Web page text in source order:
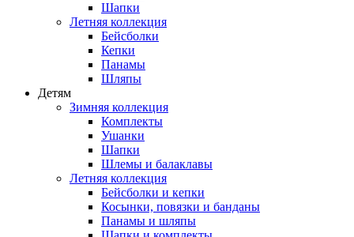
Шапки
Летняя коллекция
Бейсболки
Кепки
Панамы
Шляпы
Детям
Зимняя коллекция
Комплекты
Ушанки
Шапки
Шлемы и балаклавы
Летняя коллекция
Бейсболки и кепки
Косынки, повязки и банданы
Панамы и шляпы